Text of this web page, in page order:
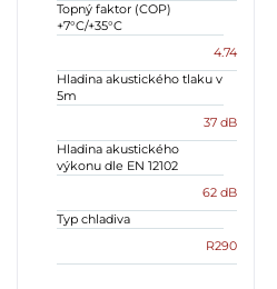
Topný faktor (COP)
+7°C/+35°C
4.74
Hladina akustického tlaku v
5m
37 dB
Hladina akustického
výkonu dle EN 12102
62 dB
Typ chladiva
R290